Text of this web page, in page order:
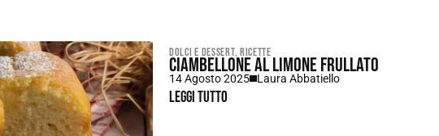
Dolci e dessert, Ricette
Ciambellone al limone frullato
14 Agosto 2025 Laura Abbatiello
Leggi tutto